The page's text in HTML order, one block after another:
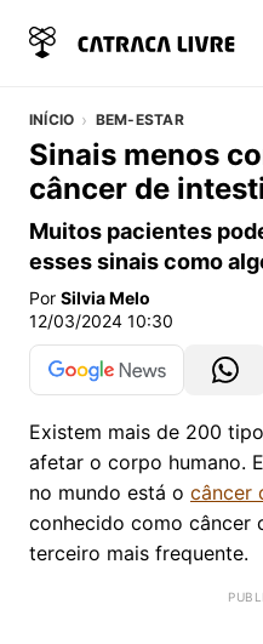
INÍCIO BEM-ESTAR
Sinais menos
câncer de
Muitos pacientes
esses sinais como
Por Silvia Melo
12/03/2024 10:30
Existem mais de 200
afetar o corpo humano.
no mundo está o câncer
conhecido como câncer
terceiro mais frequente.